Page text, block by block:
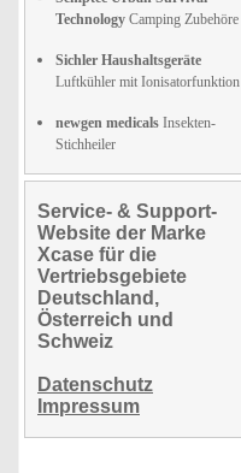
Technology Camping Zubehöre
Sichler Haushaltsgeräte
Luftkühler mit Ionisatorfunktion
newgen medicals Insekten-
Stichheiler
Service- & Support-
Website der Marke
Xcase für die
Vertriebsgebiete
Deutschland,
Österreich und
Schweiz
Datenschutz
Impressum